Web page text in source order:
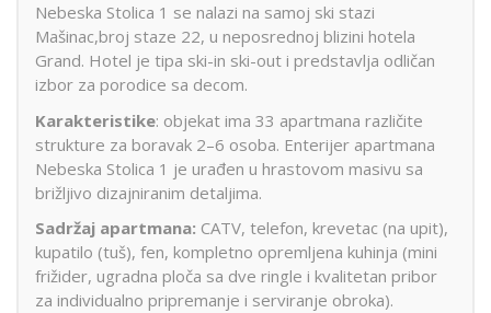
Nebeska Stolica 1 se nalazi na samoj ski stazi
Mašinac,broj staze 22, u neposrednoj blizini hotela
Grand. Hotel je tipa ski-in ski-out i predstavlja odličan
izbor za porodice sa decom.
Karakteristike: objekat ima 33 apartmana različite
strukture za boravak 2–6 osoba. Enterijer apartmana
Nebeska Stolica 1 je urađen u hrastovom masivu sa
brižljivo dizajniranim detaljima.
Sadržaj apartmana: CATV, telefon, krevetac (na upit),
kupatilo (tuš), fen, kompletno opremljena kuhinja (mini
frižider, ugradna ploča sa dve ringle i kvalitetan pribor
za individualno pripremanje i serviranje obroka).